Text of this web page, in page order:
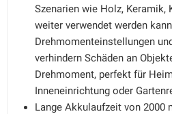
Szenarien wie Holz,
weiter verwendet werden
Drehmomenteinstellungen
verhindern Schäden an
Drehmoment, perfekt für
Inneneinrichtung oder
Lange Akkulaufzeit von 2000